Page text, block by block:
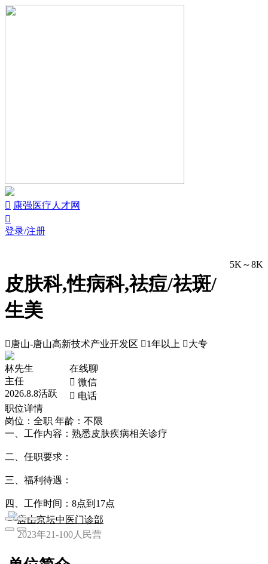
 康强医疗人才网

登录/注册
皮肤科,性病科,祛痘/祛斑/
生美
5K～8K
 唐山-唐山高新技术产业开发区 1年以上 大专
林先生
主任
2026.8.8活跃
在线聊
 微信
 电话
职位详情
岗位：全职 年龄：不限
一、工作内容：熟悉皮肤疾病相关诊疗
二、任职要求：
三、福利待遇：
四、工作时间：8点到17点
唐山京坛中医门诊部
2023年21-100人 民营